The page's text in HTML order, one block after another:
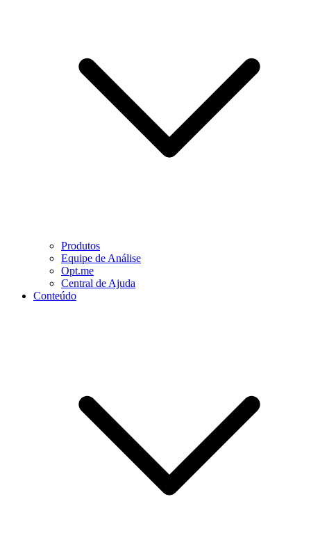
Produtos
Equipe de Análise
Opt.me
Central de Ajuda
Conteúdo